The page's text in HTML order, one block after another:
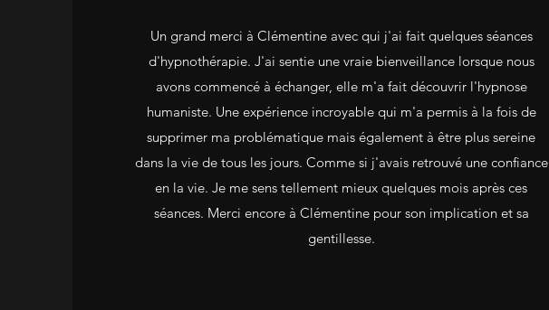
Un grand merci à Clémentine avec qui j'ai fait quelques séances
d'hypnothérapie. J'ai sentie une vraie bienveillance lorsque nous
avons commencé à échanger, elle m'a fait découvrir l'hypnose
humaniste. Une expérience incroyable qui m'a permis à la fois de
supprimer ma problématique mais également à être plus sereine
dans la vie de tous les jours. Comme si j'avais retrouvé une confiance
en la vie. Je me sens tellement mieux quelques mois après ces
séances. Merci encore à Clémentine pour son implication et sa
gentillesse.